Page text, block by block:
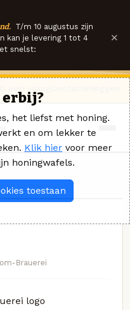
T/m 10 augustus zijn
kan je levering 1 tot 4
snelst:
×
Brauerei
erbij?
het liefst met honing.
en om lekker te
Klik hier voor meer
honingwafels.
toestaan